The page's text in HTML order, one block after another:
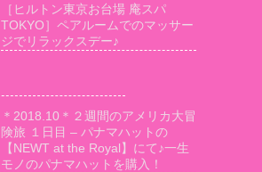
［ヒルトン東京お台場 庵スパ
TOKYO］ペアルームでのマッサー
ジでリラックスデー♪
＊2018.10＊２週間のアメリカ大冒
険旅 １日目 – パナマハットの
【NEWT at the Royal】にて♪一生
モノのパナマハットを購入！